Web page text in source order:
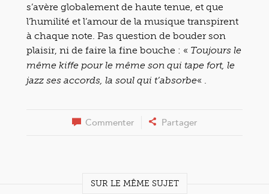
s’avère globalement de haute tenue, et que
l’humilité et l’amour de la musique transpirent
à chaque note. Pas question de bouder son
plaisir, ni de faire la fine bouche : « Toujours le
même kiffe pour le même son qui tape fort, le
jazz ses accords, la soul qui t’absorbe« .
Commenter Partager
SUR LE MÊME SUJET